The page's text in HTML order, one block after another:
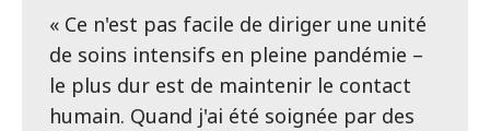
« Ce n'est pas facile de diriger une unité
de soins intensifs en pleine pandémie –
le plus dur est de maintenir le contact
humain. Quand j'ai été soignée par des